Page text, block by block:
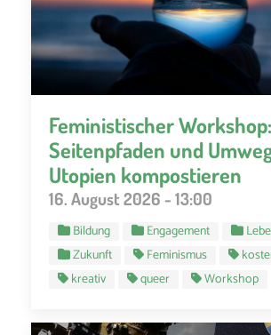
Feministischer
Seitenpfaden und
Utopien kompostieren
16. August 2026 - 13:00
Bildung Engagement
Zukunft
Feminismus
kreativ
queer Workshop